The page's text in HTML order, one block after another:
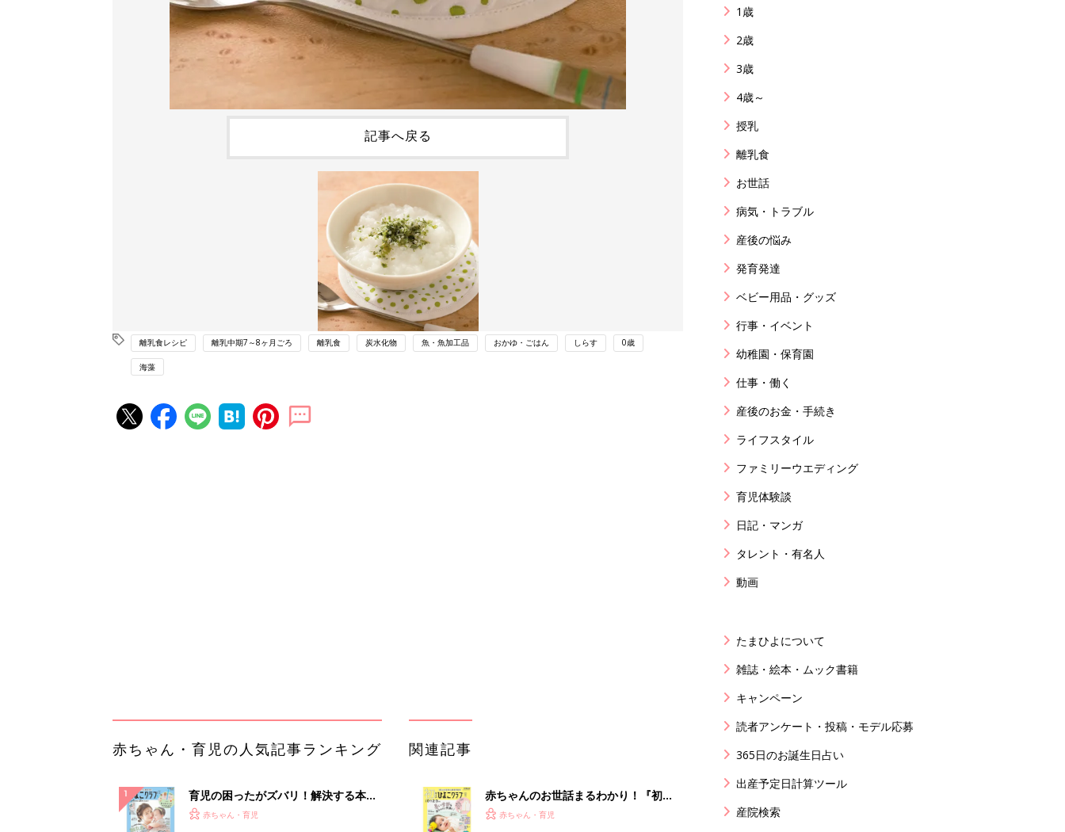
記事へ戻る
離乳食レシピ 離乳中期7～8ヶ月ごろ 離乳食 炭水化物 魚・魚加工品 おかゆ・ごはん しらす 0歳
海藻
mazonタイムセールが見逃せない
PR（Amazon）
1歳
2歳
3歳
4歳～
授乳
離乳食
お世話
病気・トラブル
産後の悩み
発育発達
ベビー用品・グッズ
行事・イベント
幼稚園・保育園
仕事・働く
産後のお金・手続き
ライフスタイル
ファミリーウエディング
育児体験談
日記・マンガ
タレント・有名人
動画
たまひよについて
雑誌・絵本・ムック書籍
キャンペーン
読者アンケート・投稿・モデル応募
365日のお誕生日占い
出産予定日計算ツール
産院検索